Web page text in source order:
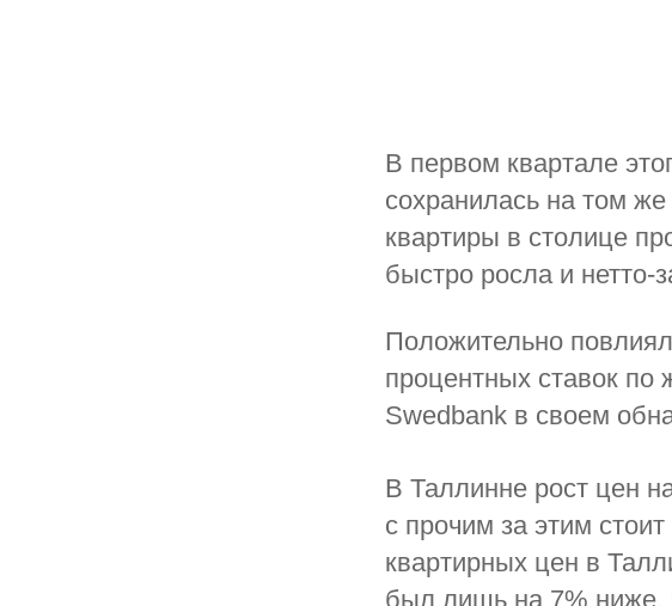
В первом квартале
сохранилась на том
квартиры в столице
быстро росла и нетто-
Положительно
процентных ставок
Swedbank в своем
В Таллинне рост цен
с прочим за этим
квартирных цен в
был лишь на 7% ниже,